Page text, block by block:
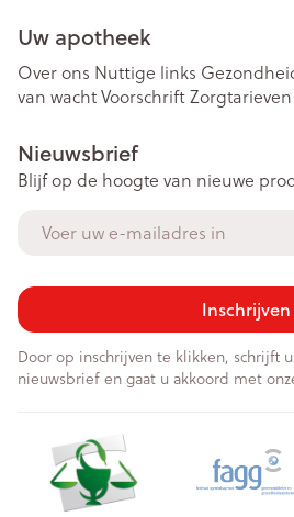
Uw apotheek
Over ons Nuttige links
van wachtVoorschriftZorgtarieven
Nieuwsbrief
Blijf op de hoogte van nieuwe
Inschrijven
Door op inschrijven te klikken, schrijft
nieuwsbrief en gaat u akkoord met